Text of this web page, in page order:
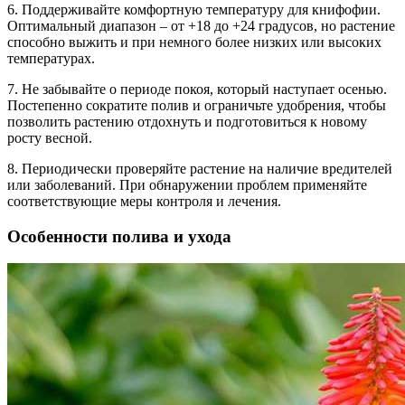
6. Поддерживайте комфортную температуру для книфофии.
Оптимальный диапазон – от +18 до +24 градусов, но растение
способно выжить и при немного более низких или высоких
температурах.
7. Не забывайте о периоде покоя, который наступает осенью.
Постепенно сократите полив и ограничьте удобрения, чтобы
позволить растению отдохнуть и подготовиться к новому
росту весной.
8. Периодически проверяйте растение на наличие вредителей
или заболеваний. При обнаружении проблем применяйте
соответствующие меры контроля и лечения.
Особенности полива и ухода